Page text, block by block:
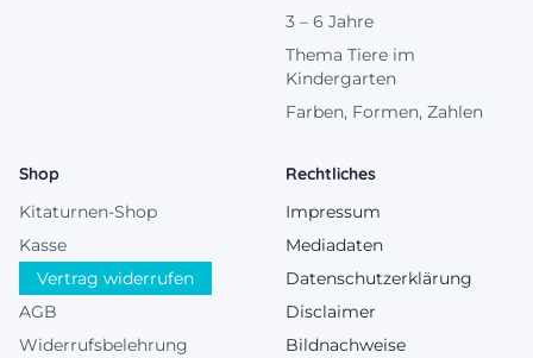
3 – 6 Jahre
Thema Tiere im
Kindergarten
Farben, Formen, Zahlen
Shop
Kitaturnen-Shop
Kasse
Vertrag widerrufen
AGB
Widerrufsbelehrung
Rechtliches
Impressum
Mediadaten
Datenschutzerklärung
Disclaimer
Bildnachweise